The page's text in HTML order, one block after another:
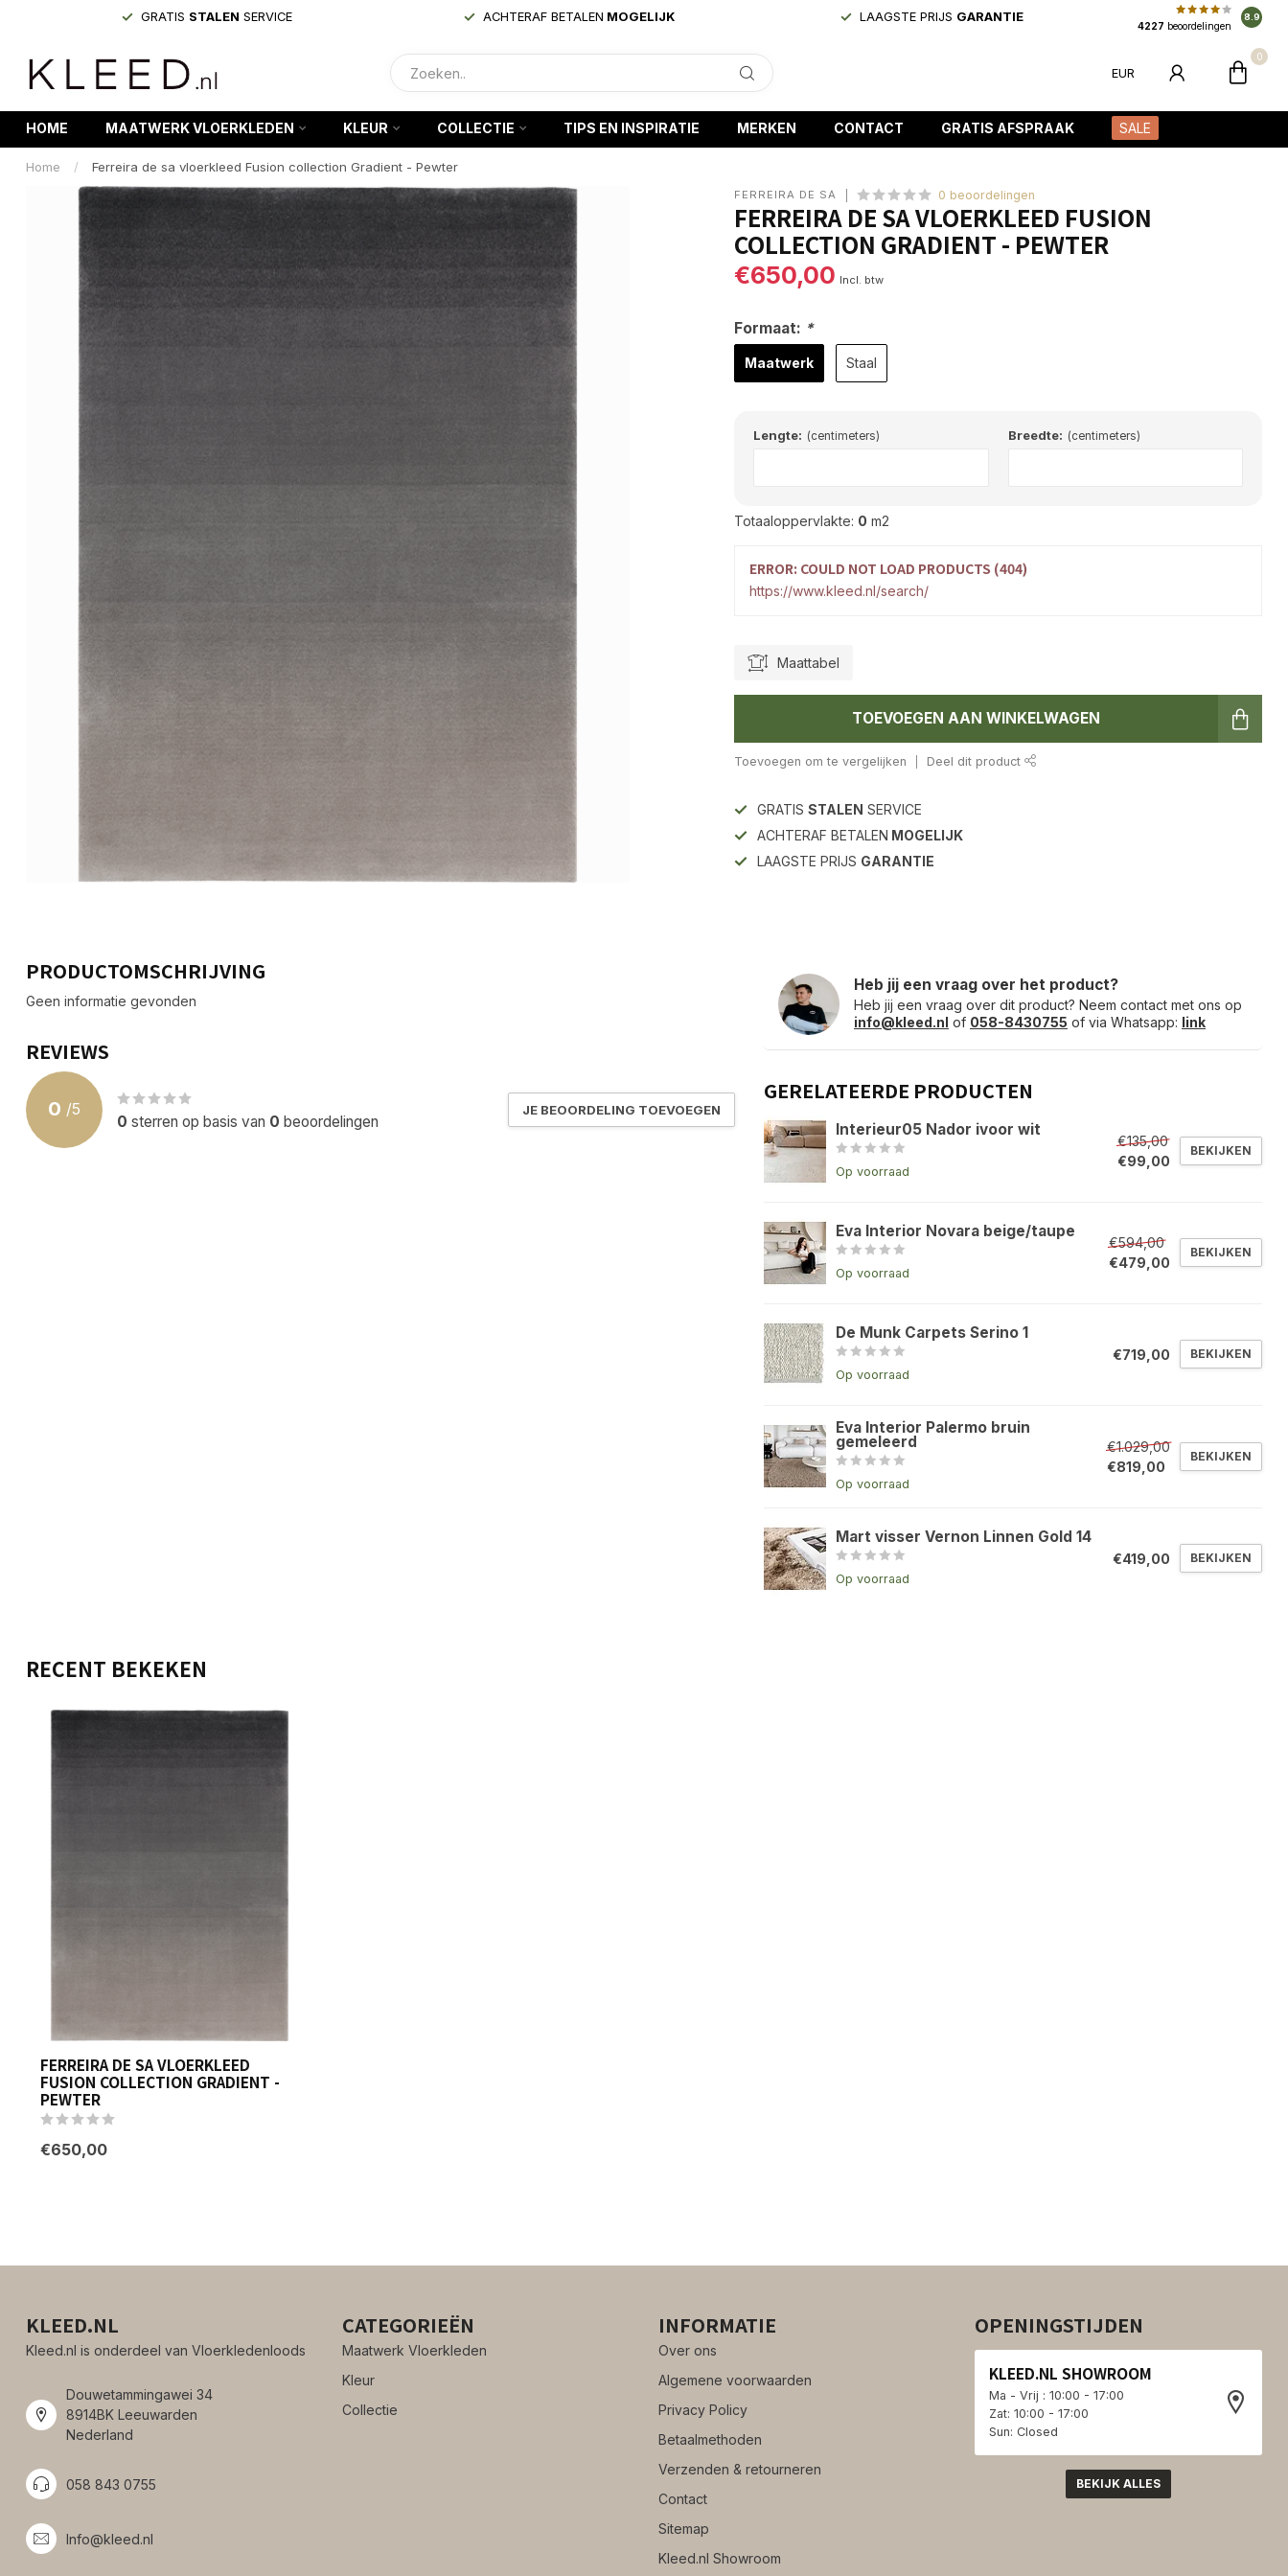
GRATIS STALEN SERVICE ACHTERAF BETALEN MOGELIJK LAAGSTE PRIJS GARANTIE
4227 beoordelingen
8.9
EUR
0
HOME MAATWERK VLOERKLEDEN KLEUR COLLECTIE TIPS EN INSPIRATIE MERKEN CONTACT GRATIS AFSPRAAK SALE
Home / Ferreira de sa vloerkleed Fusion collection Gradient - Pewter
FERREIRA DE SÁ 0 beoordelingen
FERREIRA DE SA VLOERKLEED FUSION
COLLECTION GRADIENT - PEWTER
€650,00 Incl. btw
Formaat: *
Maatwerk Staal
Lengte: (centimeters) Breedte: (centimeters)
Totaaloppervlakte: 0 m2
ERROR: COULD NOT LOAD PRODUCTS (404)
https://www.kleed.nl/search/
Maattabel
TOEVOEGEN AAN WINKELWAGEN
Toevoegen om te vergelijken Deel dit product
GRATISSTALEN SERVICE
ACHTERAF BETALEN MOGELIJK
LAAGSTE PRIJS GARANTIE
PRODUCTOMSCHRIJVING
Geen informatie gevonden
REVIEWS
0 /5
0 sterren op basis van 0 beoordelingen
JE BEOORDELING TOEVOEGEN
Heb jij een vraag over het product?
Heb jij een vraag over dit product? Neem contact met ons op
info@kleed.nl of 058-8430755 of via Whatsapp: link
GERELATEERDE PRODUCTEN
Interieur05 Nador ivoor wit
Op voorraad
€135,00
€99,00
BEKIJKEN
Eva Interior Novara beige/taupe
Op voorraad
€594,00
€479,00
BEKIJKEN
De Munk Carpets Serino 1
Op voorraad
€719,00 BEKIJKEN
Eva Interior Palermo bruin
gemeleerd
Op voorraad
€1.029,00
€819,00
BEKIJKEN
Mart visser Vernon Linnen Gold 14
Op voorraad
€419,00 BEKIJKEN
RECENT BEKEKEN
FERREIRA DE SA VLOERKLEED
FUSION COLLECTION GRADIENT -
PEWTER
€650,00
KLEED.NL
Kleed.nl is onderdeel van Vloerkledenloods
Douwetammingawei 34
8914BK Leeuwarden
Nederland
058 843 0755
Info@kleed.nl
CATEGORIEËN
Maatwerk Vloerkleden
Kleur
Collectie
INFORMATIE
Over ons
Algemene voorwaarden
Privacy Policy
Betaalmethoden
Verzenden & retourneren
Contact
Sitemap
Kleed.nl Showroom
OPENINGSTIJDEN
KLEED.NL SHOWROOM
Ma - Vrij : 10:00 - 17:00
Zat: 10:00 - 17:00
Sun: Closed
BEKIJK ALLES